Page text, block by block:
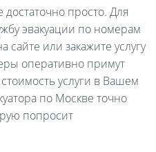
достаточно просто. Для
эвакуации по номерам
или закажите услугу
оперативно примут
услуги в Вашем
по Москве точно
попросит